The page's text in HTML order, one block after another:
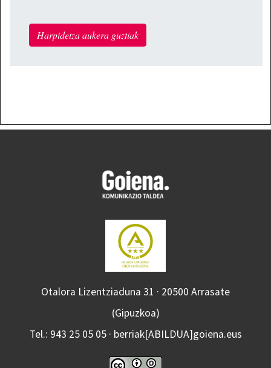
Harpidetza aukera guztiak
Otalora Lizentziaduna 31 · 20500 Arrasate
(Gipuzkoa)
Tel.: 943 25 05 05 · berriak[ABILDUA]goiena.eus